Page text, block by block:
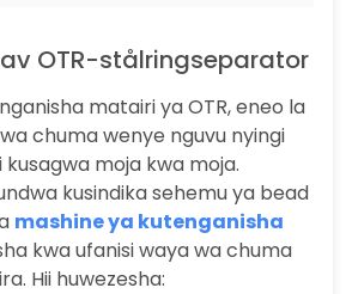
OTR-stålringseparator
matairi ya OTR, eneo la
chuma wenye nguvu nyingi
moja kwa moja.
kusindika sehemu ya bead
mashine ya kutenganisha
kwa ufanisi waya wa chuma
Hii huwezesha: